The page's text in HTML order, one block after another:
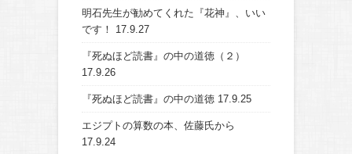
明石先生が勧めてくれた『花神』、いい
です！
17.9.27
『死ぬほど読書』の中の道徳（２）
17.9.26
『死ぬほど読書』の中の道徳 17.9.25
エジプトの算数の本、佐藤氏から
17.9.24